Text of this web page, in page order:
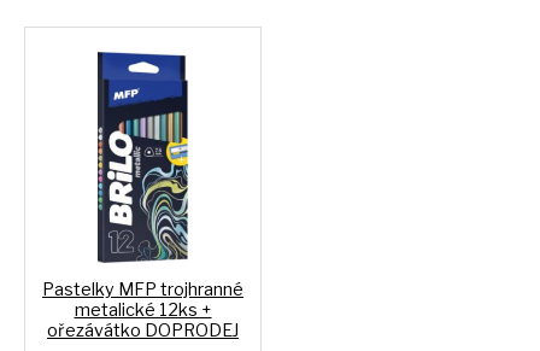
Pastelky MFP trojhranné
metalické 12ks +
ořezávátko DOPRODEJ